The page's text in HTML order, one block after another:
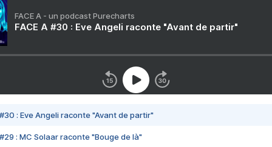
FACE A - un podcast Purecharts
FACE A #30 : Eve Angeli raconte "Avant de partir"
#30 : Eve Angeli raconte "Avant de partir"
#29 : MC Solaar raconte "Bouge de là"